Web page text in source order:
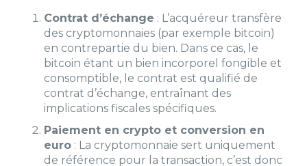
Contrat d’échange : L’acquéreur transfère
des cryptomonnaies (par exemple bitcoin)
en contrepartie du bien. Dans ce cas, le
bitcoin étant un bien incorporel fongible et
consomptible, le contrat est qualifié de
contrat d’échange, entraînant des
implications fiscales spécifiques.
Paiement en crypto et conversion en
euro: La cryptomonnaie sert uniquement
de référence pour la transaction, c’est donc